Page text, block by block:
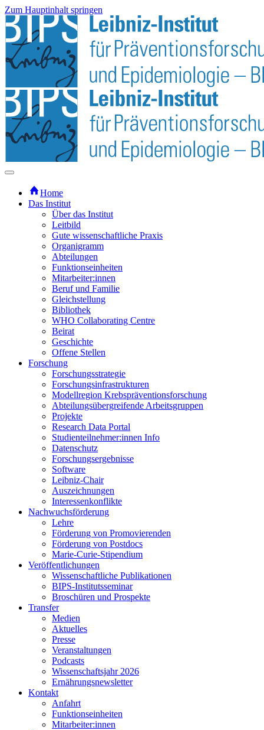
Zum Hauptinhalt springen
Home
Das Institut
Über das Institut
Leitbild
Gute wissenschaftliche Praxis
Organigramm
Abteilungen
Funktionseinheiten
Mitarbeiter:innen
Beruf und Familie
Gleichstellung
Bibliothek
WHO Collaborating Centre
Beirat
Geschichte
Offene Stellen
Forschung
Forschungsstrategie
Forschungsinfrastrukturen
Modellregion Krebspräventionsforschung
Abteilungsübergreifende Arbeitsgruppen
Projekte
Research Data Portal
Studienteilnehmer:innen Info
Datenschutz
Forschungsergebnisse
Software
Leibniz-Chair
Auszeichnungen
Interessenkonflikte
Nachwuchsförderung
Lehre
Förderung von Promovierenden
Förderung von Postdocs
Marie-Curie-Stipendium
Veröffentlichungen
Wissenschaftliche Publikationen
BIPS-Institutsseminar
Broschüren und Prospekte
Transfer
Medien
Aktuelles
Presse
Veranstaltungen
Podcasts
Wissenschaftsjahr 2026
Ernährungsnewsletter
Kontakt
Anfahrt
Funktionseinheiten
Mitarbeiter:innen